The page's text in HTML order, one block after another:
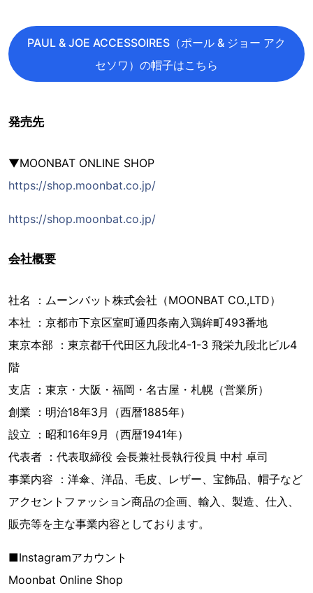
PAUL & JOE ACCESSOIRES（ポール & ジョー アク
セソワ）の帽子はこちら
発売先
▼MOONBAT ONLINE SHOP
https://shop.moonbat.co.jp/
https://shop.moonbat.co.jp/
会社概要
社名 ：ムーンバット株式会社（MOONBAT CO.,LTD）
本社 ：京都市下京区室町通四条南入鶏鉾町493番地
東京本部 ：東京都千代田区九段北4-1-3 飛栄九段北ビル4
階
支店 ：東京・大阪・福岡・名古屋・札幌（営業所）
創業 ：明治18年3月（西暦1885年）
設立 ：昭和16年9月（西暦1941年）
代表者 ：代表取締役 会長兼社長執行役員 中村 卓司
事業内容 ：洋傘、洋品、毛皮、レザー、宝飾品、帽子など
アクセントファッション商品の企画、輸入、製造、仕入、
販売等を主な事業内容としております。
■Instagramアカウント
Moonbat Online Shop